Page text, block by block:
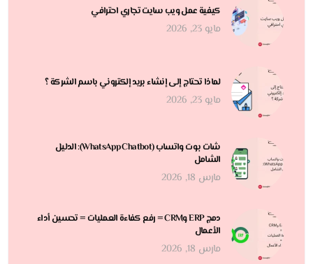
كيفية عمل ويب سايت تجاري احترافي
مايو 23, 2026
لماذا تحتاج إلى إنشاء بريد إلكتروني باسم الشركة ؟
مايو 23, 2026
شات بوت واتساب (WhatsApp Chatbot): الدليل
الشامل
مارس 18, 2026
دمج ERP وCRM = رفع كفاءة العمليات = تحسين أداء
الأعمال
مارس 18, 2026